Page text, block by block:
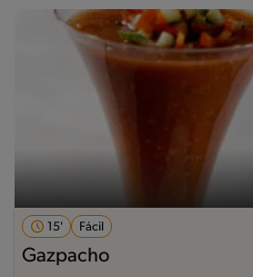
15' Fácil
Gazpacho